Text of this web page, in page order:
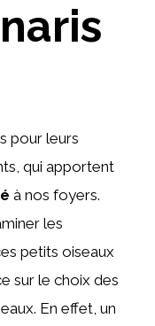
pour leurs
qui apportent
à nos foyers.
les
petits oiseaux
sur le choix des
En effet, un